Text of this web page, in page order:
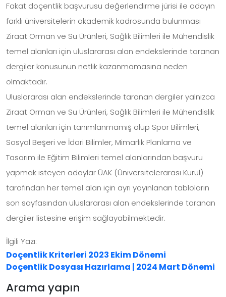
Fakat doçentlik başvurusu değerlendirme jürisi ile adayın
farklı üniversitelerin akademik kadrosunda bulunması
Ziraat Orman ve Su Ürünleri, Sağlık Bilimleri ile Mühendislik
temel alanları için uluslararası alan endekslerinde taranan
dergiler konusunun netlik kazanmamasına neden
olmaktadır.
Uluslararası alan endekslerinde taranan dergiler yalnızca
Ziraat Orman ve Su Ürünleri, Sağlık Bilimleri ile Mühendislik
temel alanları için tanımlanmamış olup Spor Bilimleri,
Sosyal Beşeri ve İdari Bilimler, Mimarlık Planlama ve
Tasarım ile Eğitim Bilimleri temel alanlarından başvuru
yapmak isteyen adaylar ÜAK (Üniversitelerarası Kurul)
tarafından her temel alan için ayrı yayınlanan tabloların
son sayfasından uluslararası alan endekslerinde taranan
dergiler listesine erişim sağlayabilmektedir.
İlgili Yazı:
Doçentlik Kriterleri 2023 Ekim Dönemi
Doçentlik Dosyası Hazırlama | 2024 Mart Dönemi
Arama yapın